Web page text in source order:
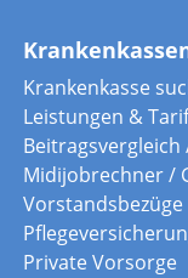
Krankenkasse
Leistungen &
Midijobrechner /
Vorstandsbezüge
Private Vorsorge